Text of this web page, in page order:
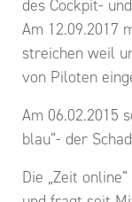
des Cockpit-
Am 12.09.2017
streichen weil
von Piloten
Am 06.02.2015
blau“- der
Die „Zeit